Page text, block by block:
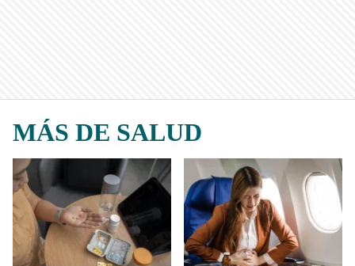
MÁS DE SALUD